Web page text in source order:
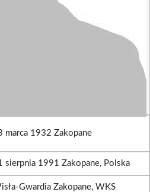
marca 1932 Zakopane
sierpnia 1991 Zakopane, Polska
Gwardia Zakopane, WKS